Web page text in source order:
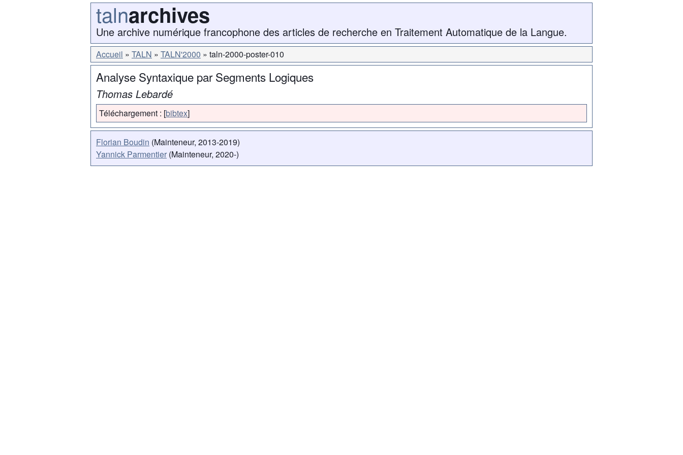
talnarchives
Une archive numérique francophone des articles de recherche en Traitement Automatique de la Langue.
Accueil TALN TALN'2000 taln-2000-poster-010
Analyse Syntaxique par Segments Logiques
Thomas Lebardé
Téléchargement : [bibtex]
Florian Boudin (Mainteneur, 2013-2019)
Yannick Parmentier (Mainteneur, 2020-)